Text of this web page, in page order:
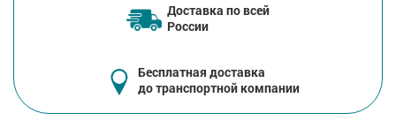
Доставка по всей
России
Бесплатная доставка
до транспортной компании